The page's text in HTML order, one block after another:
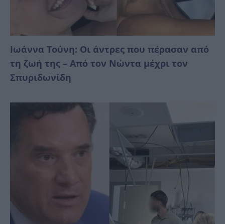
Ιωάννα Τούνη: Οι άντρες που πέρασαν από
τη ζωή της – Από τον Νώντα μέχρι τον
Σπυριδωνίδη